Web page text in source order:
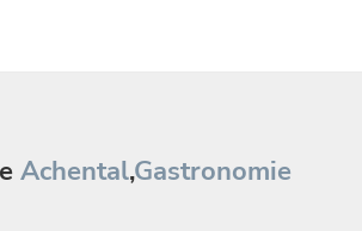
Achental,Gastronomie